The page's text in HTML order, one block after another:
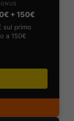
+ 150€
sul primo
a 150€